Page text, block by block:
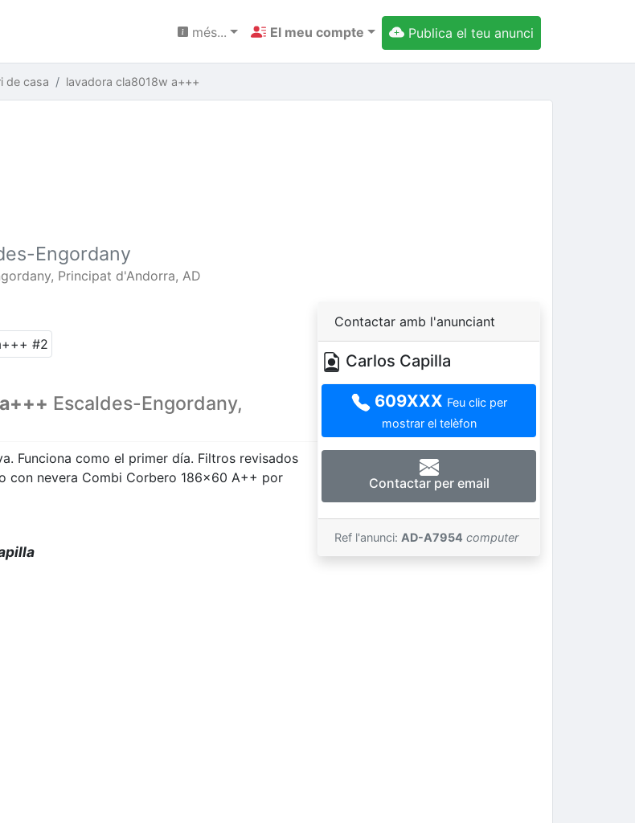
més... El meu compte Publica el teu anunci
de casa lavadora cla8018w a+++
Engordany
Principat d'Andorra, AD
Escaldes-Engordany,
Funciona como el primer día. Filtros revisados
con nevera Combi Corbero 186x60 A++ por
Contactar amb l'anunciant
Carlos Capilla
609XXX Feu clic per
mostrar el telèfon
Contactar per email
Ref l'anunci: AD-A7954 computer